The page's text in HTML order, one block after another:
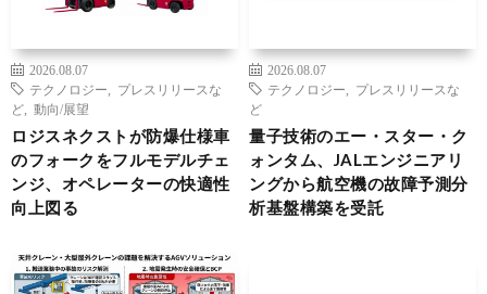
2026.08.07
テクノロジー
プレスリリースな
ど
動向/展望
ロジスネクストが防爆仕様車
のフォークをフルモデルチェ
ンジ、オペレーターの快適性
向上図る
2026.08.07
テクノロジー
プレスリリースな
ど
量子技術のエー・スター・ク
ォンタム、JALエンジニアリ
ングから航空機の故障予測分
析基盤構築を受託